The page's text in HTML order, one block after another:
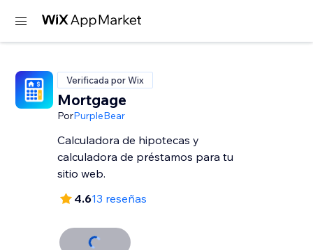
Verificada por Wix
Mortgage
PorPurpleBear
Calculadora de hipotecas y
calculadora de préstamos para tu
sitio web.
4.613 reseñas